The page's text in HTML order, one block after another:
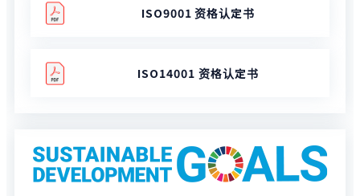
ISO9001 资格认定书
ISO14001 资格认定书